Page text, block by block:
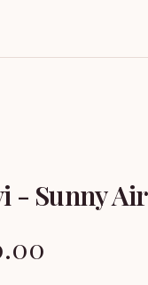
- Sunny